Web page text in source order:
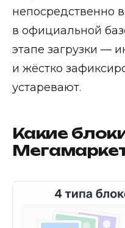
непосредственно
в официальной
этапе загрузки —
и жёстко
устаревают.
Какие